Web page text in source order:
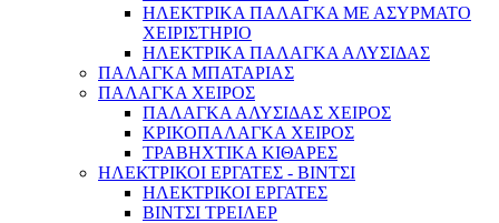
ΗΛΕΚΤΡΙΚΑ ΠΑΛΑΓΚΑ ΜΕ ΑΣΥΡΜΑΤΟ
ΧΕΙΡΙΣΤΗΡΙΟ
ΗΛΕΚΤΡΙΚΑ ΠΑΛΑΓΚΑ ΑΛΥΣΙΔΑΣ
ΠΑΛΑΓΚΑ ΜΠΑΤΑΡΙΑΣ
ΠΑΛΑΓΚΑ ΧΕΙΡΟΣ
ΠΑΛΑΓΚΑ ΑΛΥΣΙΔΑΣ ΧΕΙΡΟΣ
ΚΡΙΚΟΠΑΛΑΓΚΑ ΧΕΙΡΟΣ
ΤΡΑΒΗΧΤΙΚΑ ΚΙΘΑΡΕΣ
ΗΛΕΚΤΡΙΚΟΙ ΕΡΓΑΤΕΣ - ΒΙΝΤΣΙ
ΗΛΕΚΤΡΙΚΟΙ ΕΡΓΑΤΕΣ
ΒΙΝΤΣΙ ΤΡΕΙΛΕΡ